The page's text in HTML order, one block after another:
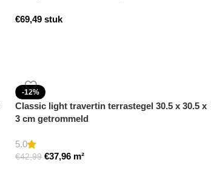
€69,49 stuk
-12%
Classic light travertin terrastegel 30.5 x 30.5 x
3 cm getrommeld
5.0
€42,99 €37,96 m²